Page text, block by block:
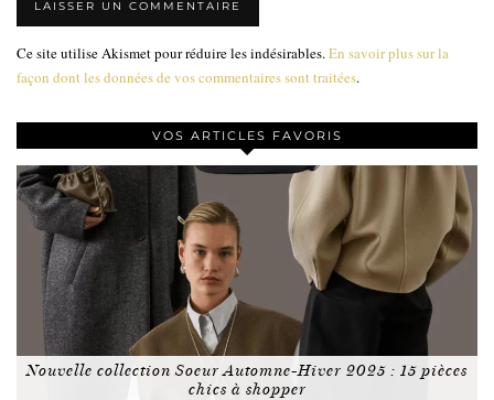
Ce site utilise Akismet pour réduire les indésirables. En savoir plus sur la
façon dont les données de vos commentaires sont traitées.
VOS ARTICLES FAVORIS
Nouvelle collection Soeur Automne-Hiver 2025 : 15 pièces
chics à shopper